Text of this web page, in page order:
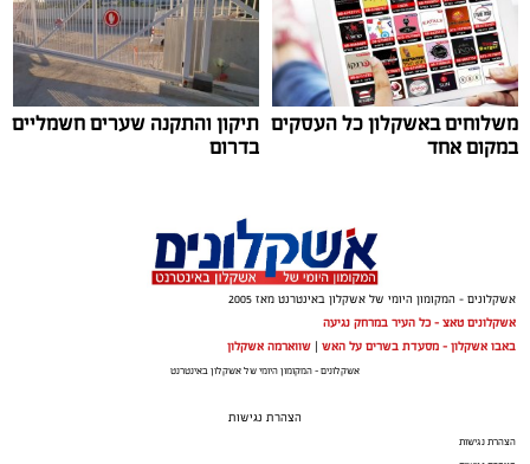
סיורי משפחות- צילום מיקה וולוב, אקואושן
תגים:טיול
משלוחים באשקלון כל העסקים
במקום אחד
תיקון והתקנה שערים חשמליים
בדרום
אשקלונים - המקומון היומי של אשקלון באינטרנט מאז 2005
אשקלונים טאצ - כל העיר במרחק נגיעה
באבו אשקלון - מסעדת בשרים על האש | שווארמה אשקלון
אשקלונים - המקומון היומי של אשקלון באינטרנט
הצהרת נגישות
הצהרת נגישות